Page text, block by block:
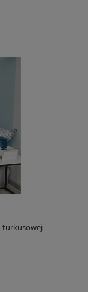
turkusowej